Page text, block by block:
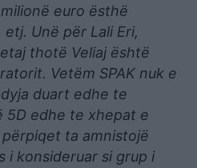
euro ësthë
etj. Unë për Lali Eri,
thotë Veliaj është
Vetëm SPAK nuk e
duart edhe te
edhe te xhepat e
ta amnistojë
i konsideruar si grup i